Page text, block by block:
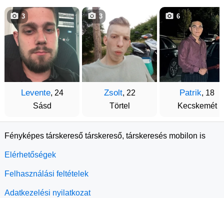
Levente, 24
Sásd
3
Zsolt, 22
Törtel
3
Patrik, 18
Kecskemét
6
Fényképes társkereső társkereső, társkeresés mobilon is
Elérhetőségek
Felhasználási feltételek
Adatkezelési nyilatkozat